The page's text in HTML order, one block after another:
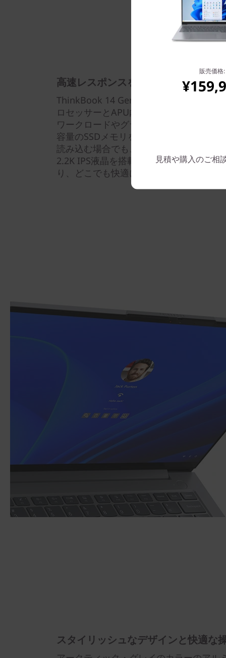
高速レスポンスを実現
ThinkBook 14 Gen 6 AMDは、最新の
ロセッサーとAPU内蔵AMD Radeon™グ
ワークロードやグラフィックスを多用す
容量のSSDメモリを搭載可能で、高解像
読み込む場合でも、高速な応答時間を実
2.2K IPS液晶を搭載可能で、人間工学に
り、どこでも快適に作業することができ
スタイリッシュなデザインと快適な
販売価格:
見積や購入のご相